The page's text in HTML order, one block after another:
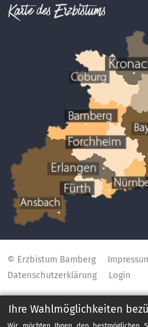
Ihre Wahlmöglichkeiten
Karte des Erzbistums
© Erzbistum Bamberg
Datenschutzerklärung
Login